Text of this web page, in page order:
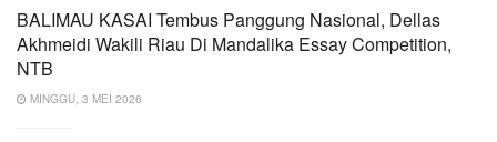
BALIMAU KASAI Tembus Panggung Nasional, Dellas
Akhmeidi Wakili Riau Di Mandalika Essay Competition,
NTB
MINGGU, 3 MEI 2026